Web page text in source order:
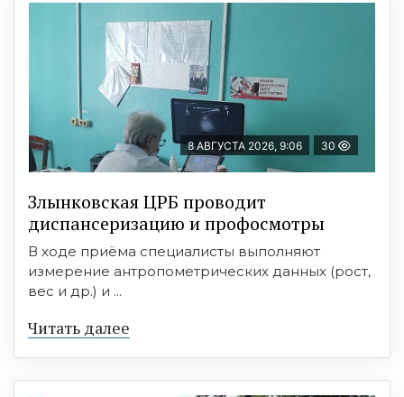
8 АВГУСТА 2026, 9:06 30
Злынковская ЦРБ проводит
диспансеризацию и профосмотры
В ходе приёма специалисты выполняют
измерение антропометрических данных (рост,
вес и др.) и ...
Читать далее